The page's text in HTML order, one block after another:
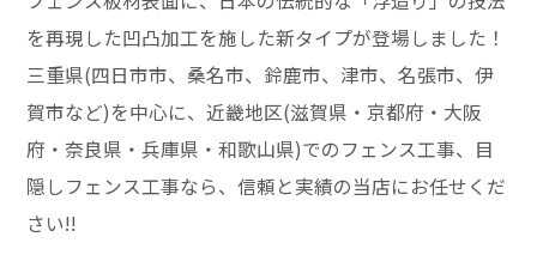
を再現した凹凸加工を施した新タイプが登場しました！
三重県(四日市市、桑名市、鈴鹿市、津市、名張市、伊
賀市など)を中心に、近畿地区(滋賀県・京都府・大阪
府・奈良県・兵庫県・和歌山県)でのフェンス工事、目
隠しフェンス工事なら、信頼と実績の当店にお任せくだ
さい!!